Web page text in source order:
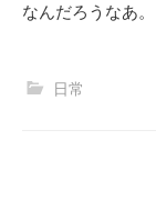
なんだろうなあ。
日常